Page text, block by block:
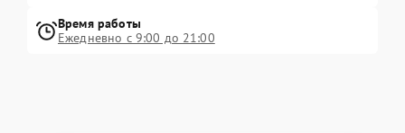
Время работы
Ежедневно с 9:00 до 21:00